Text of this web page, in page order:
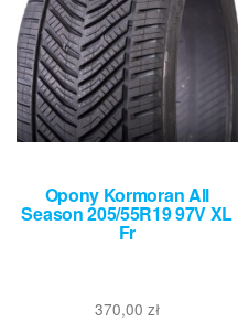
Opony Kormoran All
Season 205/55R19 97V XL
Fr
370,00 zł